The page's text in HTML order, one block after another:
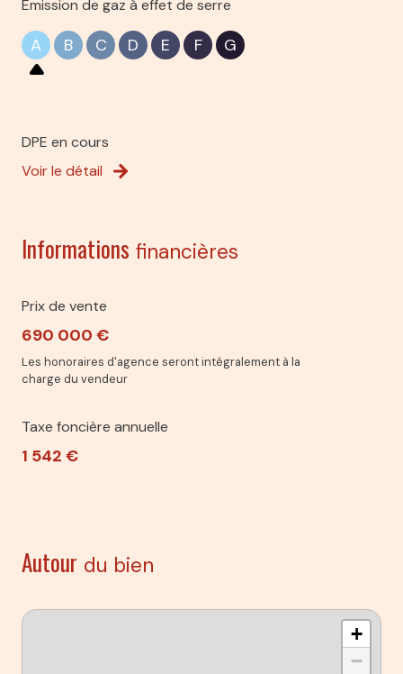
Emission de gaz à effet de serre
A B C D E F G
DPE en cours
Voir le détail
Informations financières
Prix de vente
690 000 €
Les honoraires d'agence seront intégralement à la
charge du vendeur
Taxe foncière annuelle
1 542 €
Autour du bien
+
−